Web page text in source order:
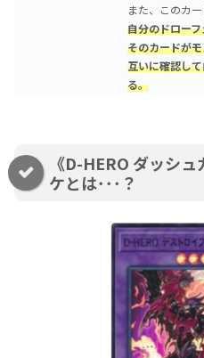
また、このカ
自分のドロー
そのカードが
互いに確認し
る。
《D-HERO ダッシ
ケとは･･･？